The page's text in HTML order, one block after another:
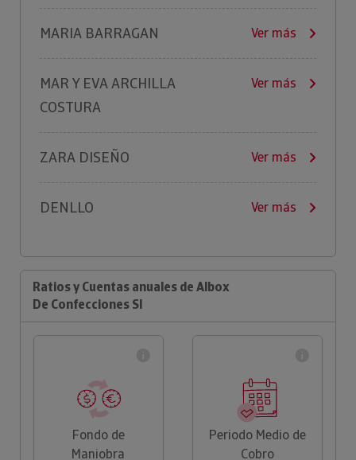
MARIA BARRAGAN Ver más
MAR Y EVA ARCHILLA
COSTURA
Ver más
ZARA DISEÑO Ver más
DENLLO Ver más
Ratios y Cuentas anuales de Albox
De Confecciones Sl
Fondo de
Maniobra
Periodo Medio de
Cobro